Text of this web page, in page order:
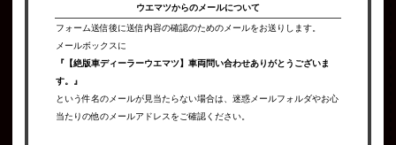
ウエマツからのメールについて
フォーム送信後に送信内容の確認のためのメールをお送りします。
メールボックスに
『【絶版車ディーラーウエマツ】車両問い合わせありがとうございま
す。』
という件名のメールが見当たらない場合は、迷惑メールフォルダやお心
当たりの他のメールアドレスをご確認ください。